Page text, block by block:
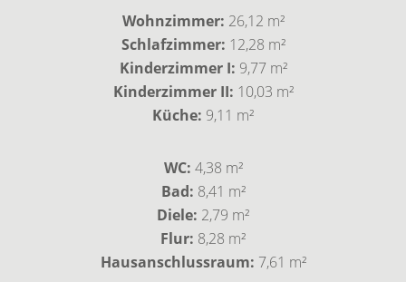
Wohnzimmer: 26,12 m²
Schlafzimmer: 12,28 m²
Kinderzimmer I: 9,77 m²
Kinderzimmer II: 10,03 m²
Küche: 9,11 m²
WC: 4,38 m²
Bad: 8,41 m²
Diele: 2,79 m²
Flur: 8,28 m²
Hausanschlussraum: 7,61 m²